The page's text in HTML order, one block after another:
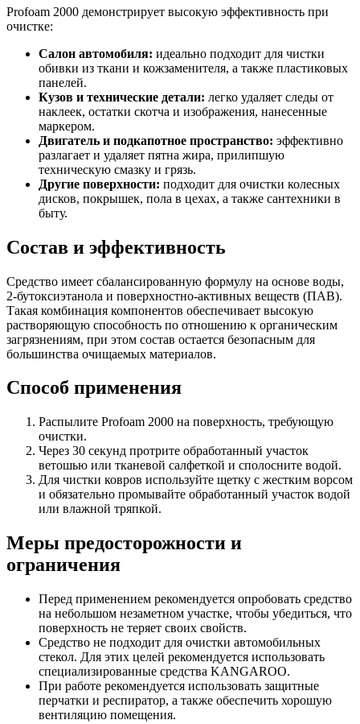
Profoam 2000 демонстрирует высокую эффективность при
очистке:
Салон автомобиля: идеально подходит для чистки
обивки из ткани и кожзаменителя, а также пластиковых
панелей.
Кузов и технические детали: легко удаляет следы от
наклеек, остатки скотча и изображения, нанесенные
маркером.
Двигатель и подкапотное пространство: эффективно
разлагает и удаляет пятна жира, прилипшую
техническую смазку и грязь.
Другие поверхности: подходит для очистки колесных
дисков, покрышек, пола в цехах, а также сантехники в
быту.
Состав и эффективность
Средство имеет сбалансированную формулу на основе воды,
2-бутоксиэтанола и поверхностно-активных веществ (ПАВ).
Такая комбинация компонентов обеспечивает высокую
растворяющую способность по отношению к органическим
загрязнениям, при этом состав остается безопасным для
большинства очищаемых материалов.
Способ применения
Распылите Profoam 2000 на поверхность, требующую
очистки.
Через 30 секунд протрите обработанный участок
ветошью или тканевой салфеткой и сполосните водой.
Для чистки ковров используйте щетку с жестким ворсом
и обязательно промывайте обработанный участок водой
или влажной тряпкой.
Меры предосторожности и
ограничения
Перед применением рекомендуется опробовать средство
на небольшом незаметном участке, чтобы убедиться, что
поверхность не теряет своих свойств.
Средство не подходит для очистки автомобильных
стекол. Для этих целей рекомендуется использовать
специализированные средства KANGAROO.
При работе рекомендуется использовать защитные
перчатки и респиратор, а также обеспечить хорошую
вентиляцию помещения.